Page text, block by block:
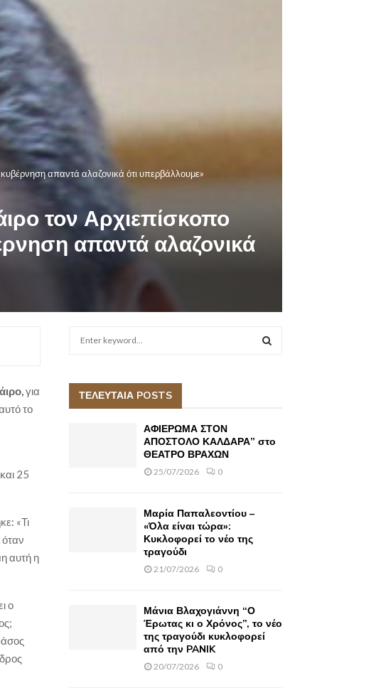
απαντά αλαζονικά ότι υπερβάλλουμε»
τον Αρχιεπίσκοπο
απαντά αλαζονικά
για
το
25
«Τι
αυτή η
ο
h
ΤΕΛΕΥΤΑΙΑ POSTS
ΑΦΙΕΡΩΜΑ ΣΤΟΝ
ΑΠΟΣΤΟΛΟ ΚΑΛΔΑΡΑ” στο
ΘΕΑΤΡΟ ΒΡΑΧΩΝ
25/07/2026 0
Μαρία Παπαλεοντίου –
«Όλα είναι τώρα»:
Κυκλοφορεί το νέο της
τραγούδι
21/07/2026 0
Μάνια Βλαχογιάννη “Ο
Έρωτας κι ο Χρόνος”, το νέο
της τραγούδι κυκλοφορεί
από την PANIK
20/07/2026 0